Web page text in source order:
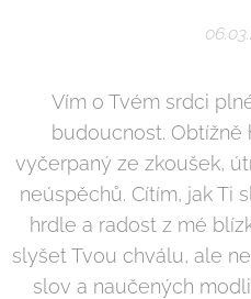
Vím o Tvém srdci
budoucnost. Obtížně
vyčerpaný ze zkoušek,
neúspěchů. Cítím, jak Ti
hrdle a radost z mé
slyšet Tvou chválu, ale
slov a naučených